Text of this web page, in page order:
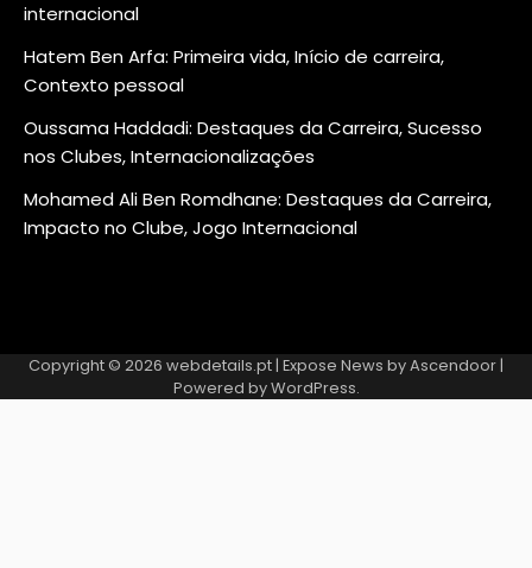
internacional
Hatem Ben Arfa: Primeira vida, Início de carreira,
Contexto pessoal
Oussama Haddadi: Destaques da Carreira, Sucesso
nos Clubes, Internacionalizações
Mohamed Ali Ben Romdhane: Destaques da Carreira,
Impacto no Clube, Jogo Internacional
Copyright © 2026 webdetails.pt| Expose News byAscendoor|
Powered byWordPress.